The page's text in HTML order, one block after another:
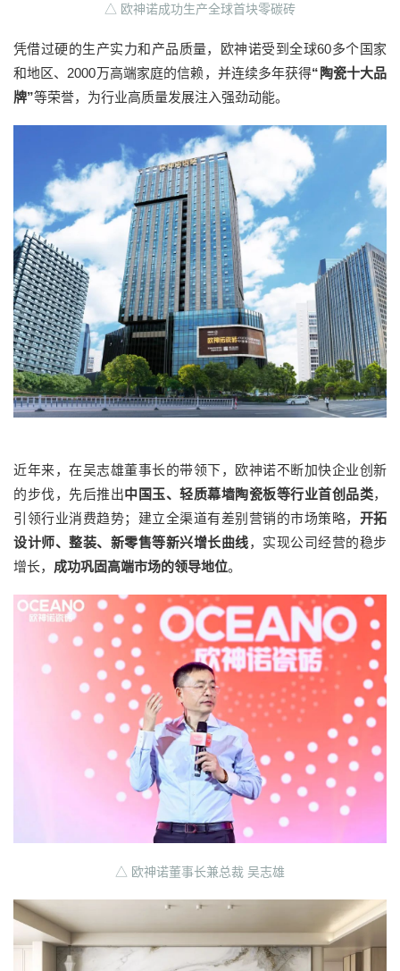
△ 欧神诺成功生产全球首块零碳砖
凭借过硬的生产实力和产品质量，欧神诺受到全球60多个国家
和地区、2000万高端家庭的信赖，并连续多年获得“陶瓷十大品
牌”等荣誉，为行业高质量发展注入强劲动能。
近年来，在吴志雄董事长的带领下，欧神诺不断加快企业创新
的步伐，先后推出中国玉、轻质幕墙陶瓷板等行业首创品类，
引领行业消费趋势；建立全渠道有差别营销的市场策略， 开拓
设计师、整装、新零售等新兴增长曲线，实现公司经营的稳步
增长， 成功巩固高端市场的领导地位。
△ 欧神诺董事长兼总裁 吴志雄